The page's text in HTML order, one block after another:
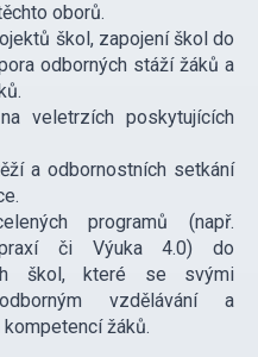
oborů.
škol, zapojení škol do
odborných stáží žáků a
veletrzích poskytujících
a odbornostních setkání
programů (např.
praxí či Výuka 4.0) do
škol, které se svými
vzdělávání a
žáků.